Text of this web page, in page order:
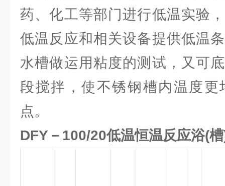
药、化工等部门进行低温实验
低温反应和相关设备提供低温
水槽做运用粘度的测试，又可
段搅拌，使不锈钢槽内温度更
点。
DFY－100/20低温恒温反应浴(